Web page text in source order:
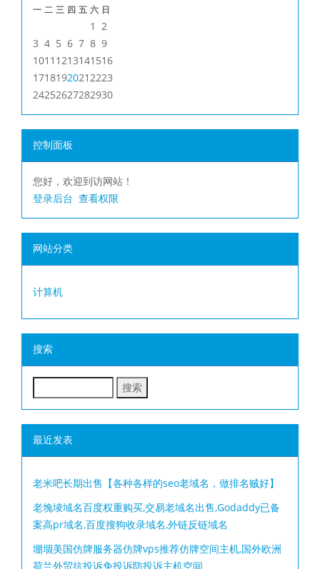
一 二 三 四 五 六 日
1 2
3 4 5 6 7 8 9
1011 1213141516
17181920212223
24252627282930
控制面板
您好，欢迎到访网站！
登录后台 查看权限
网站分类
计算机
搜索
最近发表
老米吧长期出售【各种各样的seo老域名，做排名贼好】
老堍堎域名百度权重购买,交易老域名出售,Godaddy已备
案高pr域名,百度搜狗收录域名,外链反链域名
堋堌美国仿牌服务器仿牌vps推荐仿牌空间主机,国外欧洲
荷兰外贸抗投诉免投诉防投诉主机空间